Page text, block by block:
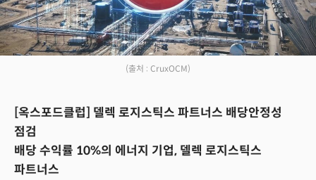
(출처 : CruxOCM)
[옥스포드클럽] 델렉 로지스틱스 파트너스 배당안정성
점검
배당 수익률 10%의 에너지 기업, 델렉 로지스틱스
파트너스